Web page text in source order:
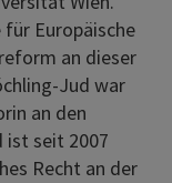
Europäische
an dieser
Jud war
an den
ist seit 2007
Recht an der